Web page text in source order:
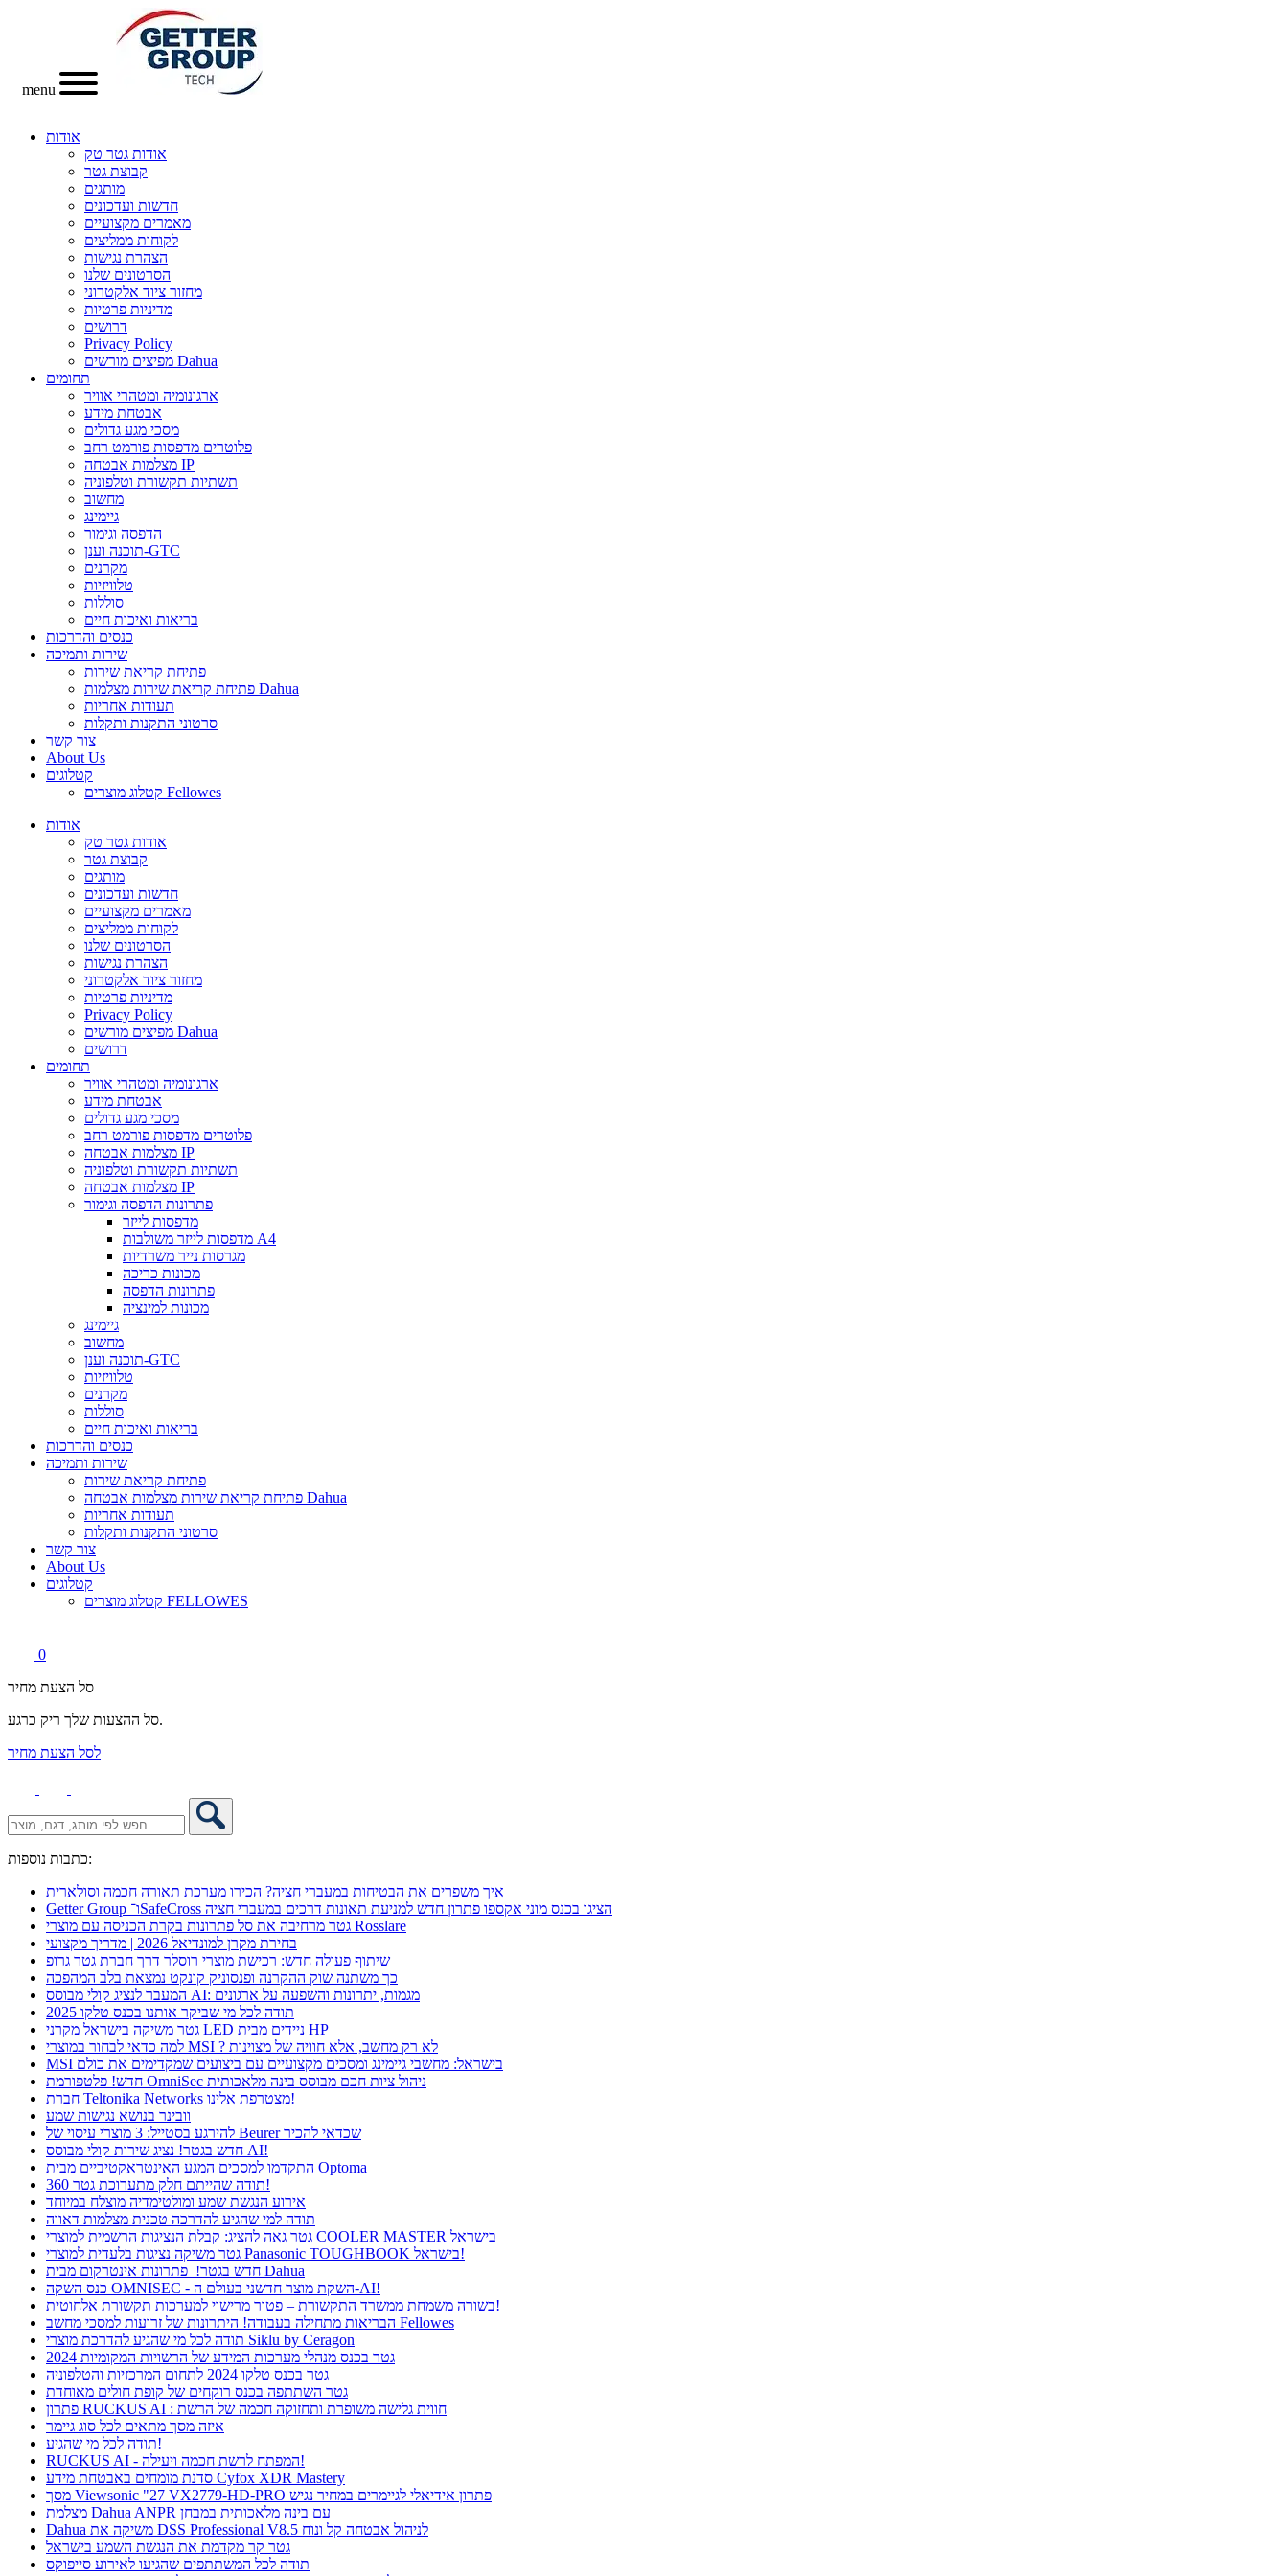
menu
אודות
אודות גטר טק
קבוצת גטר
מותגים
חדשות ועדכונים
מאמרים מקצועיים
לקוחות ממליצים
הצהרת נגישות
הסרטונים שלנו
מחזור ציוד אלקטרוני
מדיניות פרטיות
דרושים
Privacy Policy
מפיצים מורשים Dahua
תחומים
ארגונומיה ומטהרי אוויר
אבטחת מידע
מסכי מגע גדולים
פלוטרים מדפסות פורמט רחב
מצלמות אבטחה IP
תשתיות תקשורת וטלפוניה
מחשוב
גיימינג
הדפסה וגימור
תוכנה וענן-GTC
מקרנים
טלוויזיות
סוללות
בריאות ואיכות חיים
כנסים והדרכות
שירות ותמיכה
פתיחת קריאת שירות
פתיחת קריאת שירות מצלמות Dahua
תעודות אחריות
סרטוני התקנות ותקלות
צור קשר
About Us
קטלוגים
קטלוג מוצרים Fellowes
אודות
אודות גטר טק
קבוצת גטר
מותגים
חדשות ועדכונים
מאמרים מקצועיים
לקוחות ממליצים
הסרטונים שלנו
הצהרת נגישות
מחזור ציוד אלקטרוני
מדיניות פרטיות
Privacy Policy
מפיצים מורשים Dahua
דרושים
תחומים
ארגונומיה ומטהרי אוויר
אבטחת מידע
מסכי מגע גדולים
פלוטרים מדפסות פורמט רחב
מצלמות אבטחה IP
תשתיות תקשורת וטלפוניה
מצלמות אבטחה IP
פתרונות הדפסה וגימור
מדפסות לייזר
מדפסות לייזר משולבות A4
מגרסות נייר משרדיות
מכונות כריכה
פתרונות הדפסה
מכונות למינציה
גיימינג
מחשוב
תוכנה וענן-GTC
טלוויזיות
מקרנים
סוללות
בריאות ואיכות חיים
כנסים והדרכות
שירות ותמיכה
פתיחת קריאת שירות
פתיחת קריאת שירות מצלמות אבטחה Dahua
תעודות אחריות
סרטוני התקנות ותקלות
צור קשר
About Us
קטלוגים
קטלוג מוצרים FELLOWES
0
סל הצעת מחיר
סל ההצעות שלך ריק כרגע.
לסל הצעת מחיר
כתבות נוספות:
איך משפרים את הבטיחות במעברי חציה? הכירו מערכת תאורה חכמה וסולארית
Getter Group ו־SafeCross הציגו בכנס מוני אקספו פתרון חדש למניעת תאונות דרכים במעברי חציה
גטר מרחיבה את סל פתרונות בקרת הכניסה עם מוצרי Rosslare
בחירת מקרן למונדיאל 2026 | מדריך מקצועי
שיתוף פעולה חדש: רכישת מוצרי רוסלר דרך חברת גטר גרופ
כך משתנה שוק ההקרנה ופנסוניק קונקט נמצאת בלב המהפכה
המעבר לנציג קולי מבוסס AI: מגמות, יתרונות והשפעה על ארגונים
תודה לכל מי שביקר אותנו בכנס טלקו 2025
גטר משיקה בישראל מקרני LED ניידים מבית HP
למה כדאי לבחור במוצרי MSI ? לא רק מחשב, אלא חוויה של מצוינות
MSI בישראל: מחשבי גיימינג ומסכים מקצועיים עם ביצועים שמקדימים את כולם
חדש! פלטפורמת OmniSec ניהול ציות חכם מבוסס בינה מלאכותית
חברת Teltonika Networks מצטרפת אלינו!
וובינר בנושא נגישות שמע
להירגע בסטייל: 3 מוצרי עיסוי של Beurer שכדאי להכיר
חדש בגטר! נציג שירות קולי מבוסס AI!
התקדמו למסכים המגע האינטראקטיביים מבית Optoma
תודה שהייתם חלק מתערוכת גטר 360!
אירוע הנגשת שמע ומולטימדיה מוצלח במיוחד
תודה למי שהגיע להדרכה טכנית מצלמות דאווה
גטר גאה להציג: קבלת הנציגות הרשמית למוצרי COOLER MASTER בישראל
גטר משיקה נציגות בלעדית למוצרי Panasonic TOUGHBOOK בישראל!
חדש בגטר! פתרונות אינטרקום מבית Dahua
כנס השקה OMNISEC - השקת מוצר חדשני בעולם ה-AI!
בשורה משמחת ממשרד התקשורת – פטור מרישוי למערכות תקשורת אלחוטית!
הבריאות מתחילה בעבודה! היתרונות של זרועות למסכי מחשב Fellowes
תודה לכל מי שהגיע להדרכת מוצרי Siklu by Ceragon
גטר בכנס מנהלי מערכות המידע של הרשויות המקומיות 2024
גטר בכנס טלקו 2024 לתחום המרכזיות והטלפוניה
גטר השתתפה בכנס רוקחים של קופת חולים מאוחדת
פתרון RUCKUS AI : חווית גלישה משופרת ותחזוקה חכמה של הרשת
איזה מסך מתאים לכל סוג גיימר
תודה לכל מי שהגיע!
RUCKUS AI - המפתח לרשת חכמה ויעילה!
סדנת מומחים באבטחת מידע Cyfox XDR Mastery
מסך Viewsonic "27 VX2779-HD-PRO פתרון אידיאלי לגיימרים במחיר נגיש
מצלמת Dahua ANPR עם בינה מלאכותית במבחן
Dahua משיקה את DSS Professional V8.5 לניהול אבטחה קל ונוח
גטר קר מקדמת את הנגשת השמע בישראל
תודה לכל המשתתפים שהגיעו לאירוע סייפוקס